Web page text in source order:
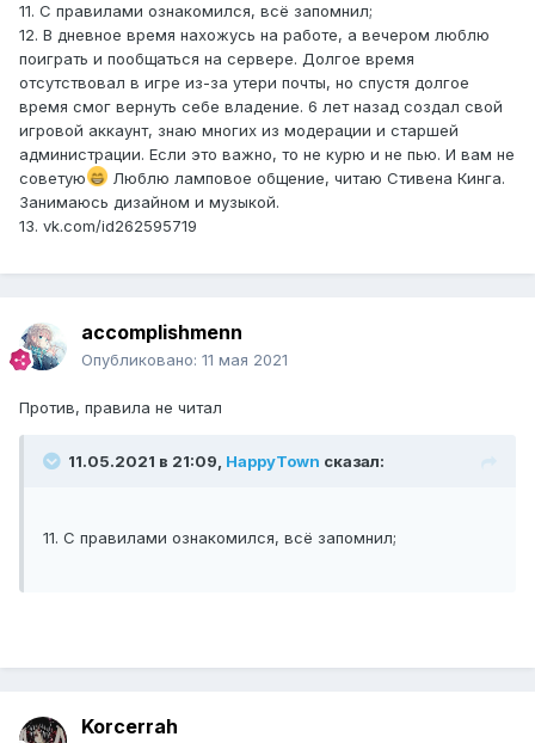
11. С правилами ознакомился, всё запомнил;
12. В дневное время нахожусь на работе, а вечером люблю
поиграть и пообщаться на сервере. Долгое время
отсутствовал в игре из-за утери почты, но спустя долгое
время смог вернуть себе владение. 6 лет назад создал свой
игровой аккаунт, знаю многих из модерации и старшей
администрации. Если это важно, то не курю и не пью. И вам не
советую
Люблю ламповое общение, читаю Стивена Кинга.
Занимаюсь дизайном и музыкой.
13. vk.com/id262595719
accomplishmenn
Опубликовано: 11 мая 2021
Против, правила не читал
11.05.2021 в 21:09, HappyTown сказал:
11. С правилами ознакомился, всё запомнил;
Korcerrah